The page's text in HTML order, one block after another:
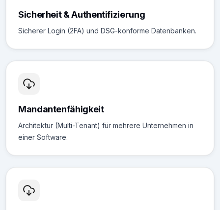
Sicherheit & Authentifizierung
Sicherer Login (2FA) und DSG-konforme Datenbanken.
Mandantenfähigkeit
Architektur (Multi-Tenant) für mehrere Unternehmen in
einer Software.